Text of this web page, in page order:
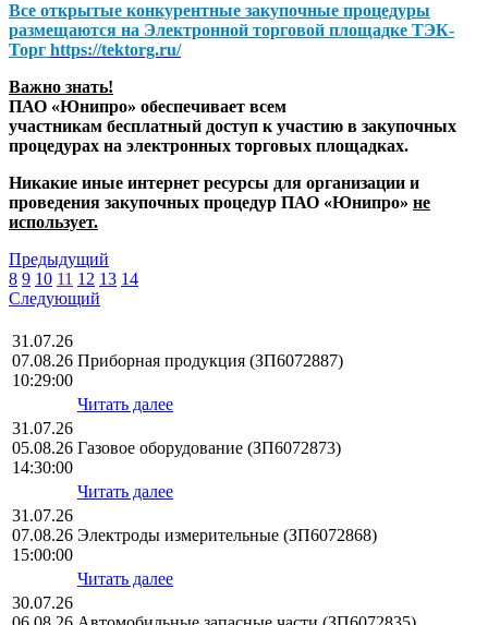
Все открытые конкурентные закупочные процедуры
размещаются на Электронной торговой площадке ТЭК-
Торг https://tektorg.ru/
Важно знать!
ПАО «Юнипро» обеспечивает всем
участникам бесплатный доступ к участию в закупочных
процедурах на электронных торговых площадках.
Никакие иные интернет ресурсы для организации и
проведения закупочных процедур ПАО «Юнипро» не
использует.
Предыдущий
8 9 10 11 12 13 14
Следующий
31.07.26
07.08.26
10:29:00
Приборная продукция (ЗП6072887)
Читать далее
31.07.26
05.08.26
14:30:00
Газовое оборудование (ЗП6072873)
Читать далее
31.07.26
07.08.26
15:00:00
Электроды измерительные (ЗП6072868)
Читать далее
30.07.26